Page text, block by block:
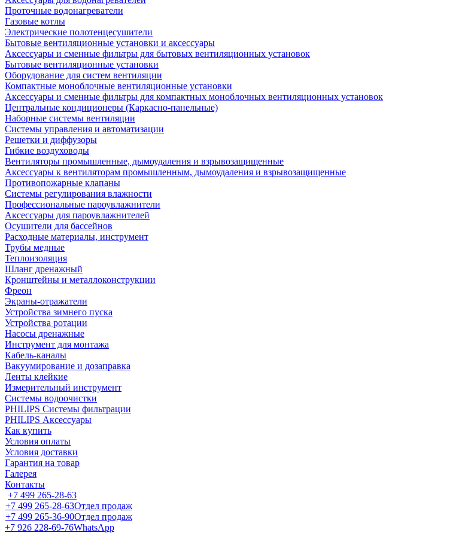
Проточные водонагреватели
Газовые котлы
Электрические полотенцесушители
Бытовые вентиляционные установки и аксессуары
Аксессуары и сменные фильтры для бытовых вентиляционных установок
Бытовые вентиляционные установки
Оборудование для систем вентиляции
Компактные моноблочные вентиляционные установки
Аксессуары и сменные фильтры для компактных моноблочных вентиляционных установок
Центральные кондиционеры (Каркасно-панельные)
Наборные системы вентиляции
Системы управления и автоматизации
Решетки и диффузоры
Гибкие воздуховоды
Вентиляторы промышленные, дымоудаления и взрывозащищенные
Аксессуары к вентиляторам промышленным, дымоудаления и взрывозащищенные
Противопожарные клапаны
Системы регулирования влажности
Профессиональные пароувлажнители
Аксессуары для пароувлажнителей
Осушители для бассейнов
Расходные материалы, инструмент
Трубы медные
Теплоизоляция
Шланг дренажный
Кронштейны и металлоконструкции
Фреон
Экраны-отражатели
Устройства зимнего пуска
Устройства ротации
Насосы дренажные
Инструмент для монтажа
Кабель-каналы
Вакуумирование и дозаправка
Ленты клейкие
Измерительный инструмент
Системы водоочистки
PHILIPS Системы фильтрации
PHILIPS Аксессуары
Как купить
Условия оплаты
Условия доставки
Гарантия на товар
Галерея
Контакты
+7 499 265-28-63
+7 499 265-28-63Отдел продаж
+7 499 265-36-90Отдел продаж
+7 926 228-69-76WhatsApp